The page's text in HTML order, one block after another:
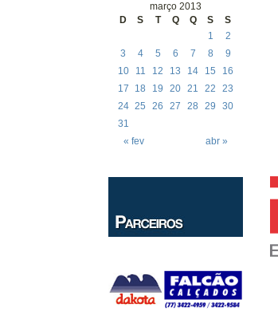
março 2013
D
S T Q Q S S
« fev abr »
1
2
3
4 5 6 7 8
9
10
11 12 13 14 15
16
17
18 19 20 21 22
23
24 25 26 27 28 29
30
31